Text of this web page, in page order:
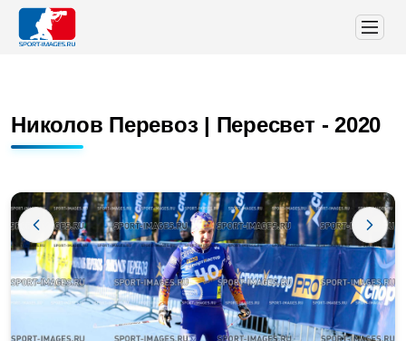
Николов Перевоз | Пересвет - 2020